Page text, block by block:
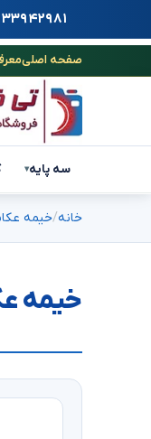
صفحه اصلی
سه پایه▾
خانه خیمه
خیمه عکاسی